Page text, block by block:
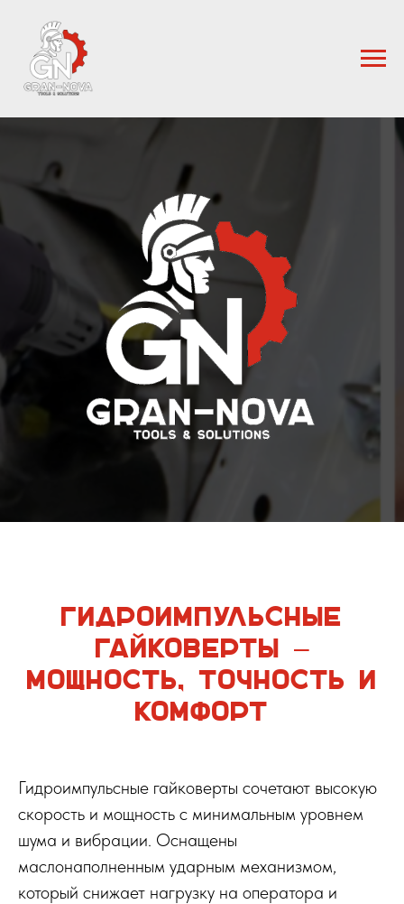
Гидроимпульсные
гайковерты –
мощность, точность и
комфорт
Гидроимпульсные гайковерты сочетают высокую
скорость и мощность с минимальным уровнем
шума и вибрации. Оснащены
маслонаполненным ударным механизмом,
который снижает нагрузку на оператора и